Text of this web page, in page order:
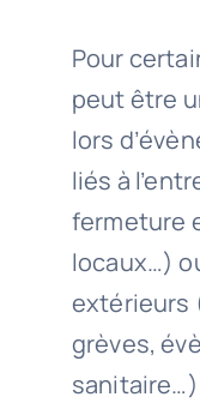
Pour
peut être
lors
liés à
fermeture
locaux…)
extérieurs
grèves,